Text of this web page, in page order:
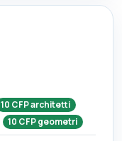
10 CFParchitetti
10 CFPgeometri